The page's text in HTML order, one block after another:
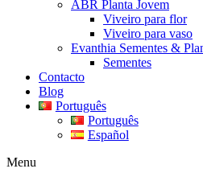
ABR Planta Jovem
Viveiro para flor
Viveiro para vaso
Evanthia Sementes &
Sementes
Contacto
Blog
Português
Português
Español
Menu